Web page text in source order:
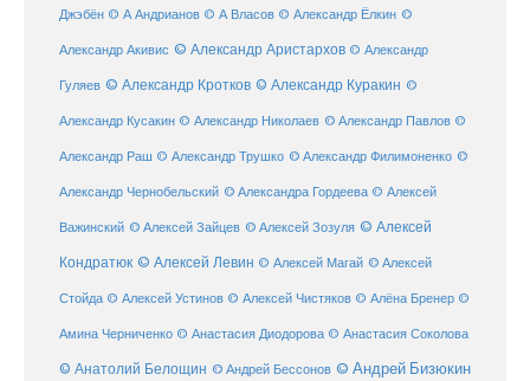
Джэбён © А Андрианов © А Власов © Александр Ёлкин ©
Александр Акивис © Александр Аристархов © Александр
Гуляев © Александр Кротков © Александр Куракин ©
Александр Кусакин © Александр Николаев © Александр Павлов ©
Александр Раш © Александр Трушко © Александр Филимоненко ©
Александр Чернобельский © Александра Гордеева © Алексей
Важинский © Алексей Зайцев © Алексей Зозуля © Алексей
Кондратюк © Алексей Левин © Алексей Магай © Алексей
Стойда © Алексей Устинов © Алексей Чистяков © Алёна Бренер ©
Амина Черниченко © Анастасия Диодорова © Анастасия Соколова
© Анатолий Белощин © Андрей Бессонов © Андрей Бизюкин